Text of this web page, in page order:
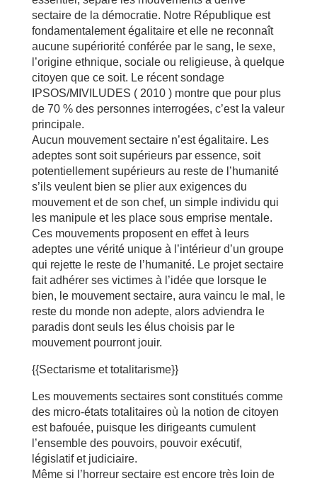
sectaire de la démocratie. Notre République est
fondamentalement égalitaire et elle ne reconnaît
aucune supériorité conférée par le sang, le sexe,
l’origine ethnique, sociale ou religieuse, à quelque
citoyen que ce soit. Le récent sondage
IPSOS/MIVILUDES ( 2010 ) montre que pour plus
de 70 % des personnes interrogées, c’est la valeur
principale.
Aucun mouvement sectaire n’est égalitaire. Les
adeptes sont soit supérieurs par essence, soit
potentiellement supérieurs au reste de l’humanité
s’ils veulent bien se plier aux exigences du
mouvement et de son chef, un simple individu qui
les manipule et les place sous emprise mentale.
Ces mouvements proposent en effet à leurs
adeptes une vérité unique à l’intérieur d’un groupe
qui rejette le reste de l’humanité. Le projet sectaire
fait adhérer ses victimes à l’idée que lorsque le
bien, le mouvement sectaire, aura vaincu le mal, le
reste du monde non adepte, alors adviendra le
paradis dont seuls les élus choisis par le
mouvement pourront jouir.
{{Sectarisme et totalitarisme}}
Les mouvements sectaires sont constitués comme
des micro-états totalitaires où la notion de citoyen
est bafouée, puisque les dirigeants cumulent
l’ensemble des pouvoirs, pouvoir exécutif,
législatif et judiciaire.
Même si l’horreur sectaire est encore très loin de